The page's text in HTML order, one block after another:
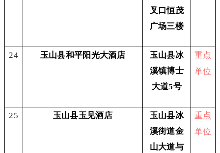
叉口恒茂
广场三楼
24 玉山县和平阳光大酒店
玉山县冰
溪镇博士
大道5号
重点
单位
25 玉山县玉见酒店
玉山县冰
溪街道金
山大道与
重点
单位